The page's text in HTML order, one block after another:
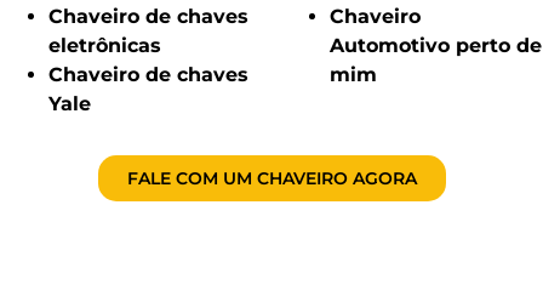
Chaveiro de chaves
eletrônicas
Chaveiro de chaves
Yale
Chaveiro
Automotivo perto de
mim
FALE COM UM CHAVEIRO AGORA